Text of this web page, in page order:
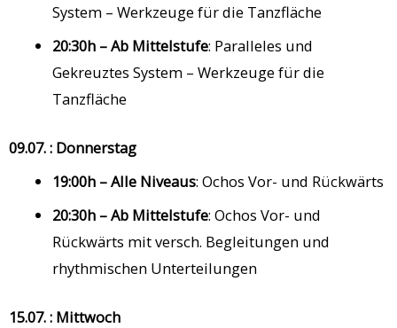
System – Werkzeuge für die Tanzfläche
20:30h – Ab Mittelstufe: Paralleles und
Gekreuztes System – Werkzeuge für die
Tanzfläche
09.07. : Donnerstag
19:00h – Alle Niveaus: Ochos Vor- und Rückwärts
20:30h – Ab Mittelstufe: Ochos Vor- und
Rückwärts mit versch. Begleitungen und
rhythmischen Unterteilungen
15.07. : Mittwoch